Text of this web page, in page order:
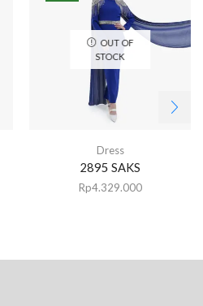
OUT OF
STOCK
Dress
2895 SAKS
Rp4.329.000